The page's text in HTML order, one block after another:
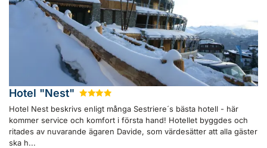
Hotel "Nest" ★★★
Hotel Nest beskrivs enligt många Sestriere´s bästa hotell - här
kommer service och komfort i första hand! Hotellet byggdes och
ritades av nuvarande ägaren Davide, som värdesätter att alla gäster
ska h...